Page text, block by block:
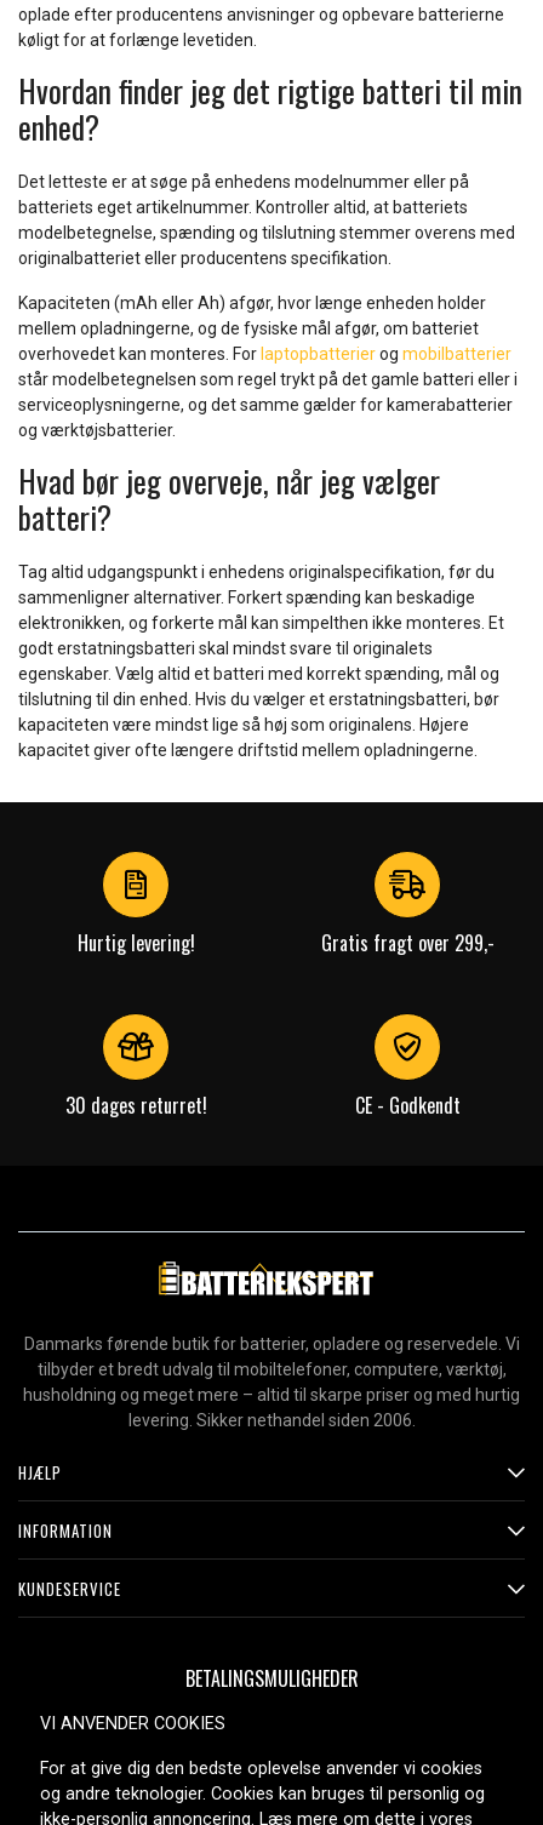
oplade efter producentens anvisninger og opbevare batterierne
køligt for at forlænge levetiden.
Hvordan finder jeg det rigtige batteri til min
enhed?
Det letteste er at søge på enhedens modelnummer eller på
batteriets eget artikelnummer. Kontroller altid, at batteriets
modelbetegnelse, spænding og tilslutning stemmer overens med
originalbatteriet eller producentens specifikation.
Kapaciteten (mAh eller Ah) afgør, hvor længe enheden holder
mellem opladningerne, og de fysiske mål afgør, om batteriet
overhovedet kan monteres. For laptopbatterierog mobilbatterier
står modelbetegnelsen som regel trykt på det gamle batteri eller i
serviceoplysningerne, og det samme gælder for kamerabatterier
og værktøjsbatterier.
Hvad bør jeg overveje, når jeg vælger
batteri?
Tag altid udgangspunkt i enhedens originalspecifikation, før du
sammenligner alternativer. Forkert spænding kan beskadige
elektronikken, og forkerte mål kan simpelthen ikke monteres. Et
godt erstatningsbatteri skal mindst svare til originalets
egenskaber. Vælg altid et batteri med korrekt spænding, mål og
tilslutning til din enhed. Hvis du vælger et erstatningsbatteri, bør
kapaciteten være mindst lige så høj som originalens. Højere
kapacitet giver ofte længere driftstid mellem opladningerne.
Hurtig levering! Gratis fragt over 299,-
30 dages returret! CE - Godkendt
Danmarks førende butik for batterier, opladere og reservedele. Vi
tilbyder et bredt udvalg til mobiltelefoner, computere, værktøj,
husholdning og meget mere – altid til skarpe priser og med hurtig
levering. Sikker nethandel siden 2006.
HJÆLP
INFORMATION
KUNDESERVICE
BETALINGSMULIGHEDER
LEVERINGSMULIGHEDER
VI ANVENDER COOKIES
For at give dig den bedste oplevelse anvender vi cookies
og andre teknologier. Cookies kan bruges til personlig og
ikke-personlig annoncering. Læs mere om dette i vores